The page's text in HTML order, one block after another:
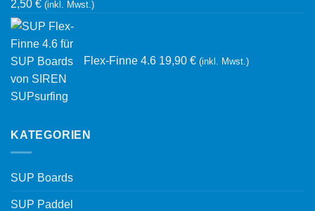
2,50 € (inkl. Mwst.)
Flex-Finne 4.6 19,90 € (inkl. Mwst.)
KATEGORIEN
SUP Boards
SUP Paddel